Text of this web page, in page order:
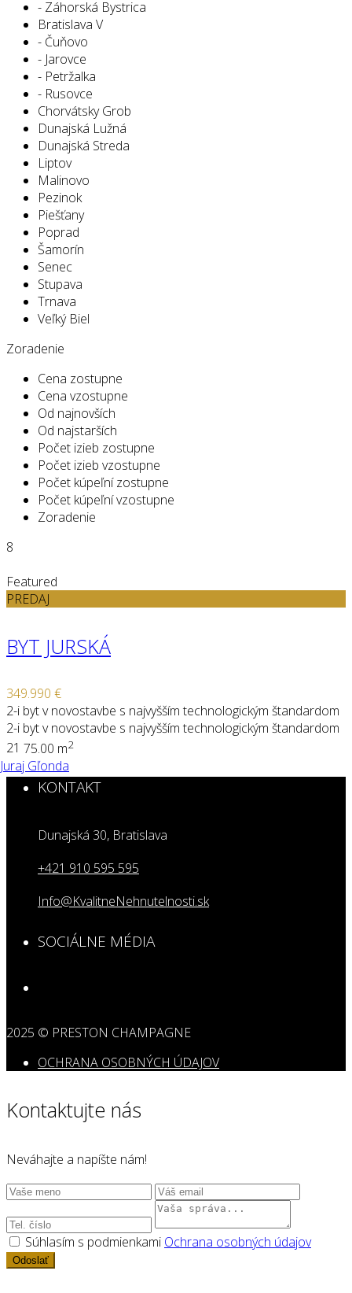
- Záhorská Bystrica
Bratislava V
- Čuňovo
- Jarovce
- Petržalka
- Rusovce
Chorvátsky Grob
Dunajská Lužná
Dunajská Streda
Liptov
Malinovo
Pezinok
Piešťany
Poprad
Šamorín
Senec
Stupava
Trnava
Veľký Biel
Zoradenie
Cena zostupne
Cena vzostupne
Od najnovších
Od najstarších
Počet izieb zostupne
Počet izieb vzostupne
Počet kúpeľní zostupne
Počet kúpeľní vzostupne
Zoradenie
8
Featured
PREDAJ
BYT JURSKÁ
349.990 €
2-i byt v novostavbe s najvyšším technologickým štandardom
2-i byt v novostavbe s najvyšším technologickým štandardom
21 75.00 m2
Juraj Gľonda
KONTAKT
Dunajská 30, Bratislava
+421 910 595 595
Info@KvalitneNehnutelnosti.sk
SOCIÁLNE MÉDIA
2025 © PRESTON CHAMPAGNE
OCHRANA OSOBNÝCH ÚDAJOV
Kontaktujte nás
Neváhajte a napíšte nám!
Súhlasím s podmienkami Ochrana osobných údajov
Odoslať